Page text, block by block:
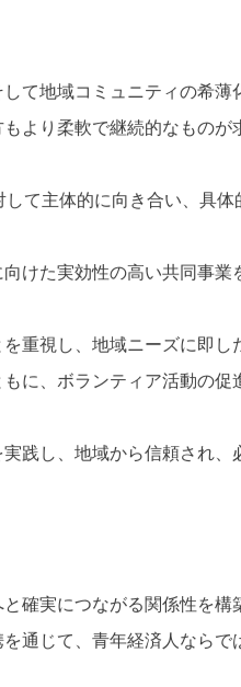
て地域コミュニティの希薄
より柔軟で継続的なものが
て主体的に向き合い、具体
けた実効性の高い共同事業
重視し、地域ニーズに即し
に、ボランティア活動の促
践し、地域から信頼され、
確実につながる関係性を構
通じて、青年経済人ならで